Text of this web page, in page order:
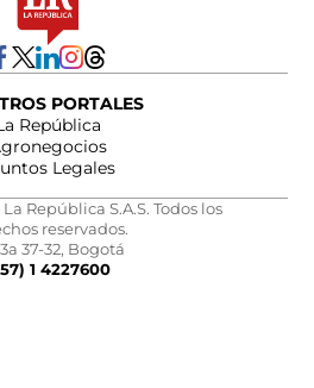
PORTALES
República
Legales
República S.A.S. Todos los
reservados.
37-32, Bogotá
1 4227600